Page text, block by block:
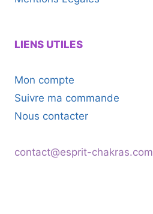
LIENS UTILES
Mon compte
Suivre ma commande
Nous contacter
contact@esprit-chakras.com